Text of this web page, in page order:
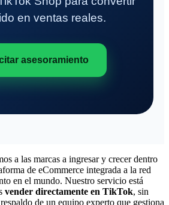
en ventas reales.
asesoramiento
a las marcas a ingresar y crecer dentro
de eCommerce integrada a la red
en el mundo. Nuestro servicio está
vender directamente en TikTok, sin
de un equipo experto que gestiona